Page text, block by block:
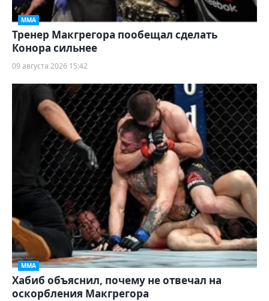
ММА
Тренер Макгрегора пообещал сделать
Конора сильнее
09 августа 2026 15:42
ММА
Хабиб объяснил, почему не отвечал на
оскорбления Макгрегора